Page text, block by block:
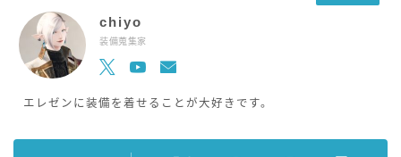
chiyo
装備蒐集家
エレゼンに装備を着せることが大好きです。